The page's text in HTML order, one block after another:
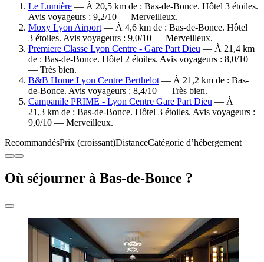
Le Lumière — À 20,5 km de : Bas-de-Bonce. Hôtel 3 étoiles.
Avis voyageurs : 9,2/10 — Merveilleux.
Moxy Lyon Airport — À 4,6 km de : Bas-de-Bonce. Hôtel
3 étoiles. Avis voyageurs : 9,0/10 — Merveilleux.
Premiere Classe Lyon Centre - Gare Part Dieu — À 21,4 km
de : Bas-de-Bonce. Hôtel 2 étoiles. Avis voyageurs : 8,0/10
— Très bien.
B&B Home Lyon Centre Berthelot — À 21,2 km de : Bas-
de-Bonce. Avis voyageurs : 8,4/10 — Très bien.
Campanile PRIME - Lyon Centre Gare Part Dieu — À
21,3 km de : Bas-de-Bonce. Hôtel 3 étoiles. Avis voyageurs :
9,0/10 — Merveilleux.
RecommandésPrix (croissant)DistanceCatégorie d’hébergement
Où séjourner à Bas-de-Bonce ?